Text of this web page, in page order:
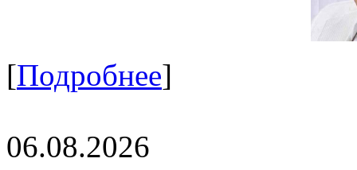
[Подробнее]
06.08.2026